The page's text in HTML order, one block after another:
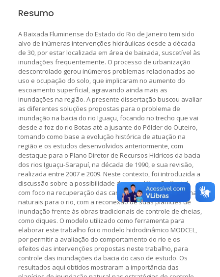
Resumo
A Baixada Fluminense do Estado do Rio de Janeiro tem sido
alvo de inúmeras intervenções hidráulicas desde a década
de 30, por estar localizada em área de baixada, suscetível às
inundações frequentemente. O processo de urbanização
descontrolado gerou inúmeros problemas relacionados ao
uso e ocupação do solo, que implicaram no aumento do
escoamento superficial, agravando ainda mais as
inundações na região. A presente dissertação buscou avaliar
as diferentes soluções propostas para o problema de
inundação na bacia do rio Iguaçu, focando no trecho que vai
desde a foz do rio Botas até a jusante do Pôlder do Outeiro,
tomando como base a evolução histórica de atuação na
região e os estudos desenvolvidos anteriormente, com
destaque para o Plano Diretor de Recursos Hídricos da bacia
dos rios Iguaçu-Sarapuí, na década de 1990, e sua revisão,
realizada entre 2007 e 2009. Neste contexto, foi introduzida a
discussão sobre a possibilidade de requalificação fluvial,
com foco na recuperação das características hidráulicas mais
naturais para o rio, com a reconexão de suas planícies de
inundação frente às obras tradicionais de controle de cheias,
como diques. O modelo utilizado como ferramenta para
elaborar este trabalho foi o modelo hidrodinâmico MODCEL,
por permitir a avaliação do comportamento do rio e os
efeitos das intervenções propostas neste trabalho, para
controle das inundações da bacia do caso de estudo. Os
resultados aqui obtidos mostraram a importância das